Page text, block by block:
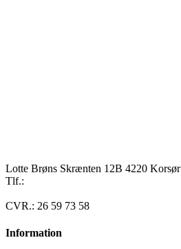
Lotte Brøns Skrænten 12B 4220 Korsør
Tlf.:
CVR.: 26 59 73 58
Information